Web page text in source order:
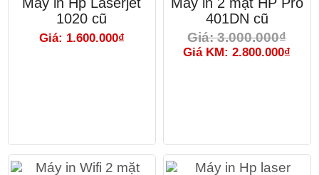
1020 cũ
Giá: 1.600.000₫
401DN cũ
Giá: 3.000.000₫
Giá KM: 2.800.000₫